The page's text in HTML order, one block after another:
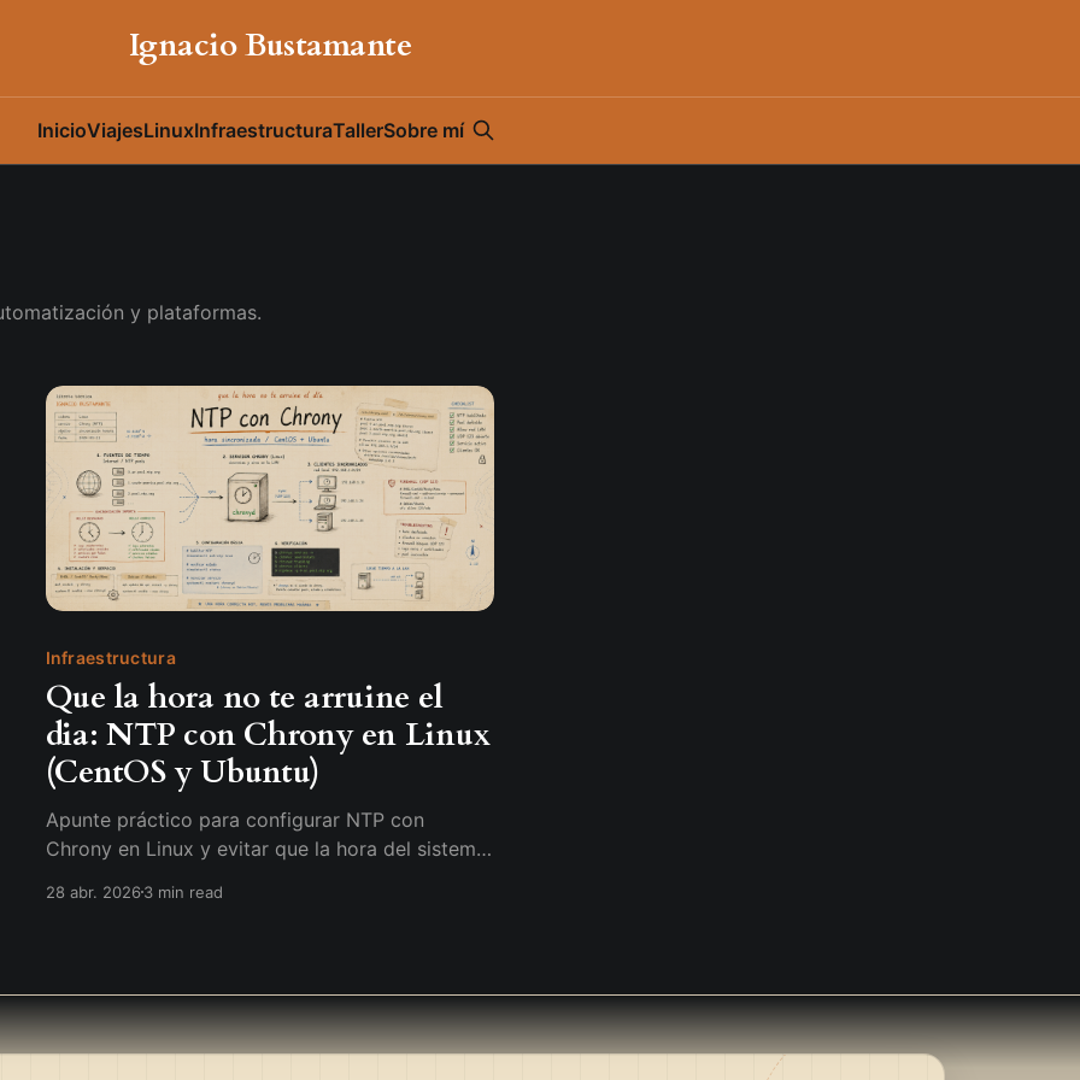
Ignacio Bustamante
InicioViajesLinuxInfraestructuraTallerSobre mí
y plataformas.
Infraestructura
Que la hora no te arruine el
dia: NTP con Chrony en Linux
(CentOS y Ubuntu)
Apunte práctico para configurar NTP con
Chrony en Linux y evitar que la hora del sistema
28 abr. 20263 min read